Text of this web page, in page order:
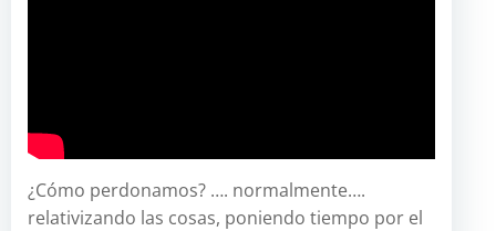
¿Cómo perdonamos? …. normalmente….
relativizando las cosas, poniendo tiempo por el